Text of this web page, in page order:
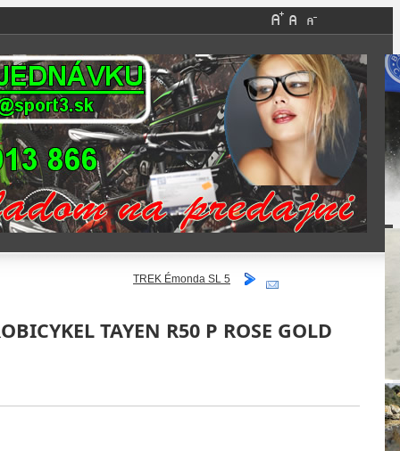
TREK Émonda SL 5
TAYEN R50 P ROSE GOLD